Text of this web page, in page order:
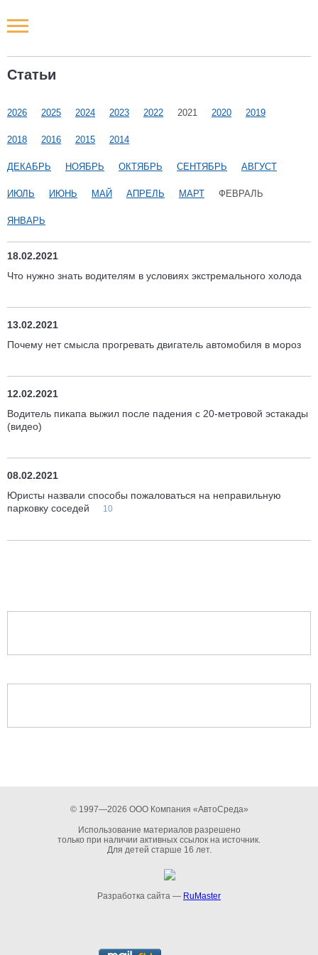
Статьи
2026 2025 2024 2023 2022 2021 2020 2019
2018 2016 2015 2014
ДЕКАБРЬ НОЯБРЬ ОКТЯБРЬ СЕНТЯБРЬ АВГУСТ
ИЮЛЬ ИЮНЬ МАЙ АПРЕЛЬ МАРТ ФЕВРАЛЬ
ЯНВАРЬ
18.02.2021
Что нужно знать водителям в условиях экстремального холода
13.02.2021
Почему нет смысла прогревать двигатель автомобиля в мороз
12.02.2021
Водитель пикапа выжил после падения с 20-метровой эстакады
(видео)
08.02.2021
Юристы назвали способы пожаловаться на неправильную
парковку соседей
10
© 1997—2026 ООО Компания «АвтоСреда»
Использование материалов разрешено
только при наличии активных ссылок на источник.
Для детей старше 16 лет.
Разработка сайта — RuMaster
Новости РФ
Наши мероприятия
Статьи